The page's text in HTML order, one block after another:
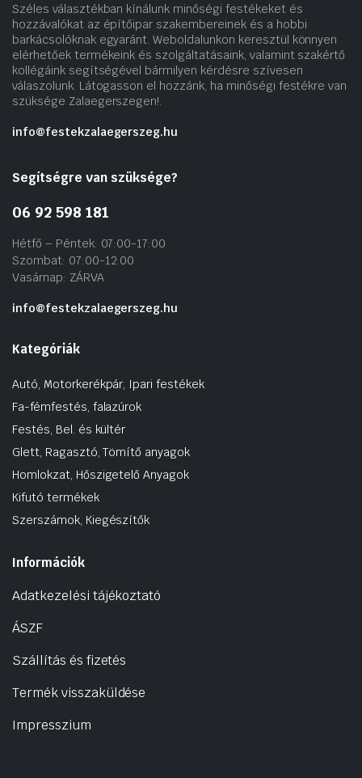
Széles választékban kínálunk minőségi festékeket és
hozzávalókat az építőipar szakembereinek és a hobbi
barkácsolóknak egyaránt. Weboldalunkon keresztül könnyen
elérhetőek termékeink és szolgáltatásaink, valamint szakértő
kollégáink segítségével bármilyen kérdésre szívesen
válaszolunk. Látogasson el hozzánk, ha minőségi festékre van
szüksége Zalaegerszegen!.
info@festekzalaegerszeg.hu
Segítségre van szüksége?
06 92 598 181
Hétfő – Péntek: 07:00-17:00
Szombat: 07:00-12:00
Vasárnap: ZÁRVA
info@festekzalaegerszeg.hu
Kategóriák
Autó, Motorkerékpár, Ipari festékek
Fa-fémfestés, falazúrok
Festés, Bel. és kültér
Glett, Ragasztó, Tömítő anyagok
Homlokzat, Hőszigetelő Anyagok
Kifutó termékek
Szerszámok, Kiegészítők
Információk
Adatkezelési tájékoztató
ÁSZF
Szállítás és fizetés
Termék visszaküldése
Impresszium